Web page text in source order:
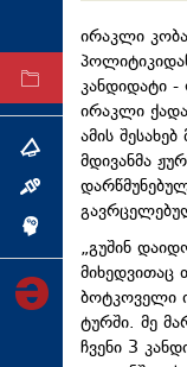
არქივი
ინტერვიუ
ირაკლი
კანდიდატი
ირაკლი
ამის
მდივანმა
„გუშინ
მიხედვითაც
ბოტკოველი
ტურში. მე
ჩვენი 3